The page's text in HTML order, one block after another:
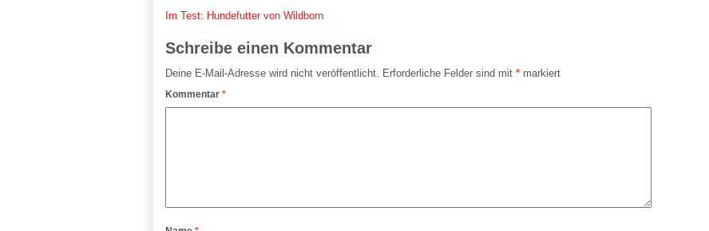
Im Test: Hundefutter von Wildborn
Schreibe einen Kommentar
Deine E-Mail-Adresse wird nicht veröffentlicht. Erforderliche Felder sind mit * markiert
Kommentar *